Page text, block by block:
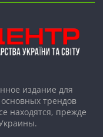
издание для
трендов
находятся, прежде